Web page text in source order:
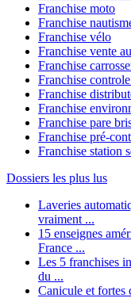
Franchise moto
Franchise
Franchise vélo
Franchise vente
Franchise
Franchise
Franchise
Franchise
Franchise pare
Franchise pré-
Franchise station
Dossiers les plus lus
Laveries
vraiment ...
15 enseignes
France ...
Les 5 franchises
du ...
Canicule et fortes